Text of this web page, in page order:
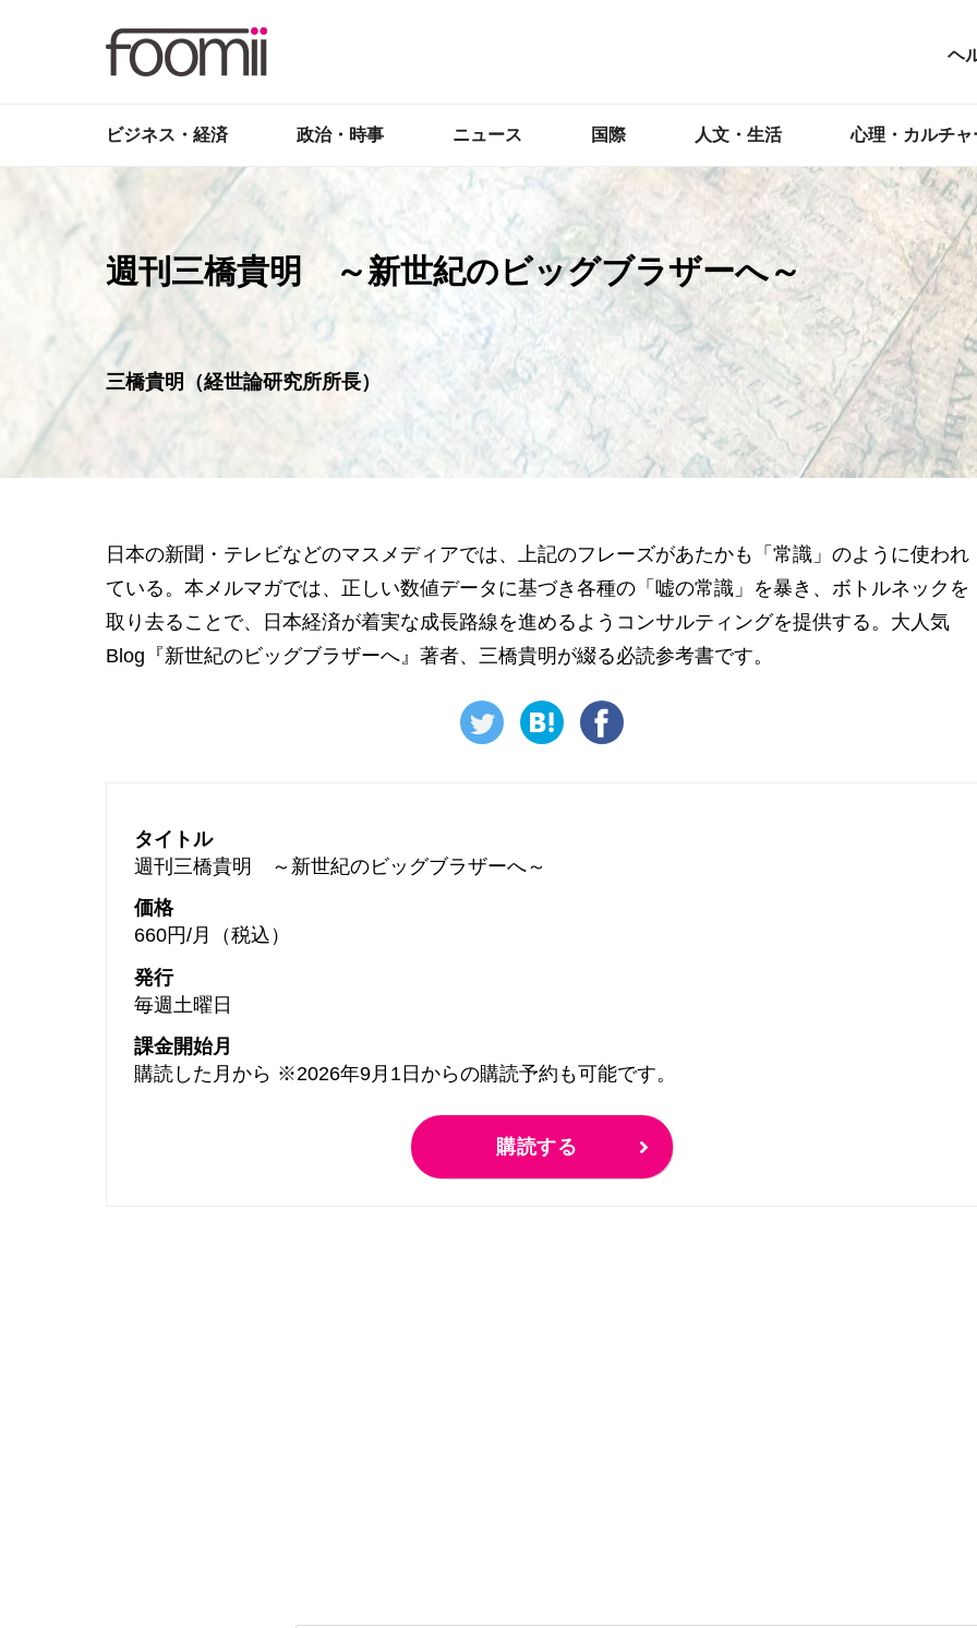
ヘ
ビジネス・経済 政治・時事 ニュース 国際 人文・生活 心理・カルチャ
週刊三橋貴明 ～新世紀のビッグブラザーへ～
三橋貴明（経世論研究所所長）
日本の新聞・テレビなどのマスメディアでは、上記のフレーズがあたかも「常識」のように使われ
ている。本メルマガでは、正しい数値データに基づき各種の「嘘の常識」を暴き、ボトルネックを
取り去ることで、日本経済が着実な成長路線を進めるようコンサルティングを提供する。大人気
Blog『新世紀のビッグブラザーへ』著者、三橋貴明が綴る必読参考書です。
タイトル
週刊三橋貴明 ～新世紀のビッグブラザーへ～
価格
660円/月（税込）
発行
毎週土曜日
課金開始月
購読した月から ※2026年9月1日からの購読予約も可能です。
購読する